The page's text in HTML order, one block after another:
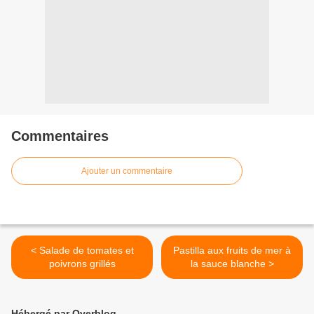
Commentaires
Ajouter un commentaire
< Salade de tomates et
poivrons grillés
Pastilla aux fruits de mer à
la sauce blanche >